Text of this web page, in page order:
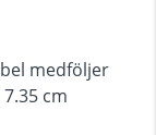
medföljer
cm